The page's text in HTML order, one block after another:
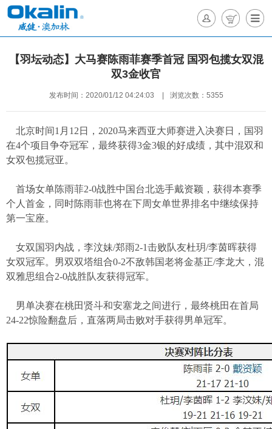
【羽坛动态】大马赛陈雨菲赛季首冠 国羽包揽女双混
双3金收官
发布时间：2020/01/12 04:24:03 浏览次数：5355
北京时间1 月 12 日， 2020马来西亚大师赛进入决赛日，国羽
在4个项目争夺冠军，最终获得3金3银的好成绩，其中混双和
女双包揽冠亚。
首场女单陈雨菲2-0战胜中国台北选手戴资颖，获得本赛季
个人首金，同时陈雨菲也将在下周女单世界排名中继续保持
第一宝座。
女双国羽内战，李汶妹/郑雨2-1击败队友杜玥/李茵晖获得
女双冠军。男双双塔组合0-2不敌韩国老将金基正/李龙大，混
双雅思组合2-0战胜队友获得冠军。
男单决赛在桃田贤斗和安塞龙之间进行，最终桃田在首局
24-22惊险翻盘后，直落两局击败对手获得男单冠军。